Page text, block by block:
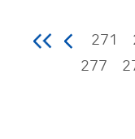
271
277